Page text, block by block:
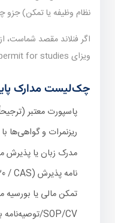
نظام وظیفه یا تمکن)
ویزای Residence permit for studies را تأیید کنید.
چک‌لیست مدارک
پاسپورت معتبر (ترجیحاً حداقل
ریزنمرات و گواهی‌ها
مدرک زبان یا پذیرش
نامه پذیرش (LOA / i20 / CAS بسته به کشور)
تمکن مالی یا بورسیه
SOP/CV/توصیه‌نامه برای مقاطع بالاتر